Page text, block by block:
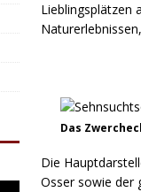
Lieblingsplätzen
Das
Die
Osser sowie der